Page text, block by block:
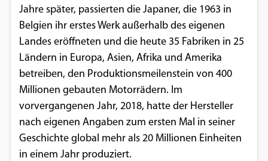
Jahre später, passierten die Japaner, die 1963 in
Belgien ihr erstes Werk außerhalb des eigenen
Landes eröffneten und die heute 35 Fabriken in 25
Ländern in Europa, Asien, Afrika und Amerika
betreiben, den Produktionsmeilenstein von 400
Millionen gebauten Motorrädern. Im
vorvergangenen Jahr, 2018, hatte der Hersteller
nach eigenen Angaben zum ersten Mal in seiner
Geschichte global mehr als 20 Millionen Einheiten
in einem Jahr produziert.
Einverständnis-Cookie
Name:
cookie_consent
Dieser Cookie speichert die ausgewählten
Einverständnis-Optionen des Benutzers
Cookie Laufzeit:
1 Jahr